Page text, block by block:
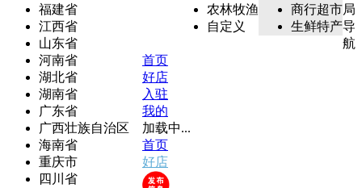
福建省
江西省
山东省
河南省
湖北省
湖南省
广东省
广西壮族自治区
海南省
重庆市
四川省
农林牧渔
自定义
商行超市
生鲜特产
局
导
航
首页
好店
入驻
我的
加载中...
首页
好店